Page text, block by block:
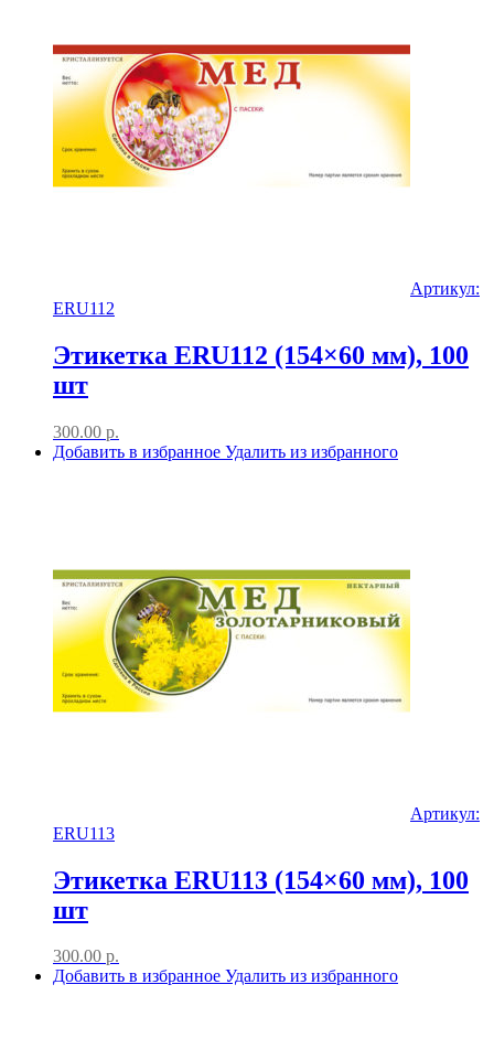
Артикул:
ERU112
Этикетка ERU112 (154×60 мм), 100
шт
300.00 р.
Добавить в избранное Удалить из избранного
Артикул:
ERU113
Этикетка ERU113 (154×60 мм), 100
шт
300.00 р.
Добавить в избранное Удалить из избранного